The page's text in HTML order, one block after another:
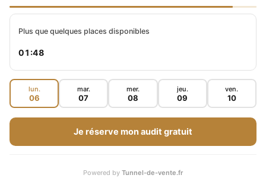
LES 4 DROITS DE BASE
Ce qui nous amène à mes fameux quatre droits
que j’ai en note ici. Je pense qu’on va pouvoir
les prendre maintenant. Mais effectivement,
vous avez quatre droits principaux au niveau
Plus que quelques places disponibles
01:47
lun.
06
mar.
07
mer.
08
jeu.
09
ven.
10
Je réserve mon audit gratuit
Powered by Tunnel-de-vente.fr